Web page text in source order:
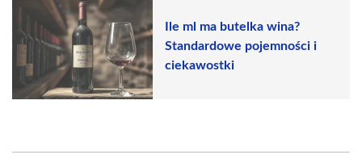
Ile ml ma butelka wina?
Standardowe pojemności i
ciekawostki